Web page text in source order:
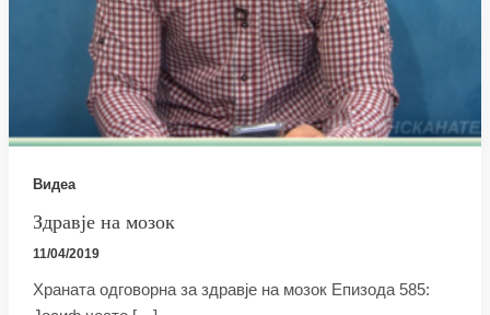
Видеа
Здравје на мозок
11/04/2019
Храната одговорна за здравје на мозок Епизода 585: